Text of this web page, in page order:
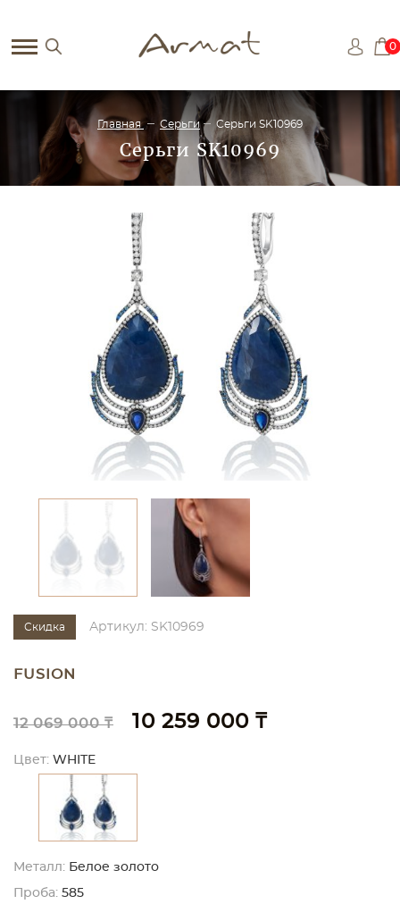
0
Главная Серьги Серьги SK10969
Серьги SK10969
Скидка Артикул: SK10969
FUSION
12 069 000 ₸ 10 259 000 ₸
Цвет: WHITE
Металл: Белое золото
Проба: 585